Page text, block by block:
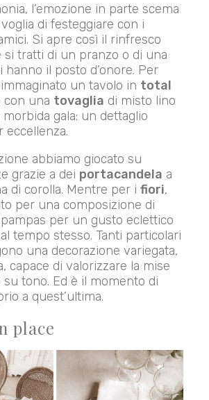
l’emozione in parte scema
di festeggiare con i
Si apre così il rinfresco
si tratti di un pranzo o di una
hanno il posto d’onore. Per
un tavolo in total
con una tovaglia di misto lino
gala: un dettaglio
eccellenza.
abbiamo giocato su
grazie a dei portacandela a
di corolla. Mentre per ifiori,
per una composizione di
per un gusto eclettico
tempo stesso. Tanti particolari
una decorazione variegata,
capace di valorizzare la mise
tono. Ed è il momento di
a quest’ultima.
place